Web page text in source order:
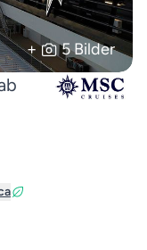
+ 5 Bilder